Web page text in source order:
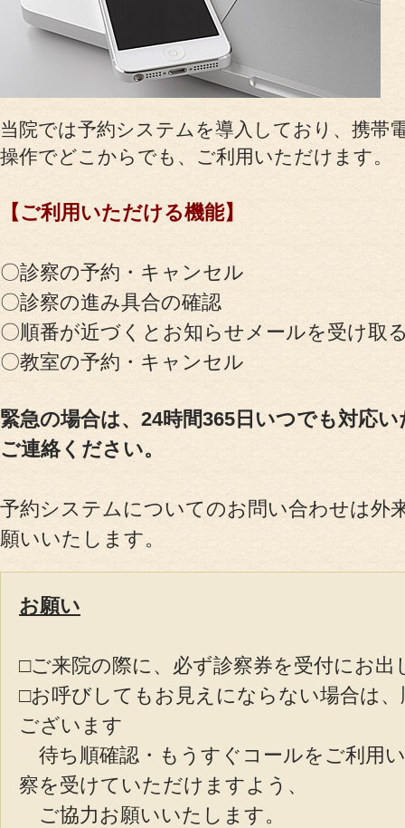
当院では予約システムを導入しており、携帯
操作でどこからでも、ご利用いただけます。
【ご利用いただける機能】
〇診察の予約・キャンセル
〇診察の進み具合の確認
〇順番が近づくとお知らせメールを受け取
〇教室の予約・キャンセル
緊急の場合は、24時間365日いつでも対応
ご連絡ください。
予約システムについてのお問い合わせは外
願いいたします。
お願い
□ご来院の際に、必ず診察券を受付にお出
□お呼びしてもお見えにならない場合は
ございます
待ち順確認・もうすぐコールをご利用
察を受けていただけますよう、
ご協力お願いいたします。